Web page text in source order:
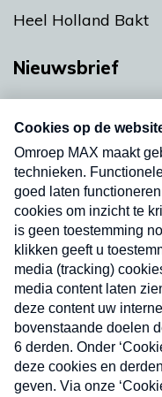
Heel Holland Bakt
Nieuwsbrief
nieuwsbrief. Elke
uw mailbox.
Nieuwsbrief